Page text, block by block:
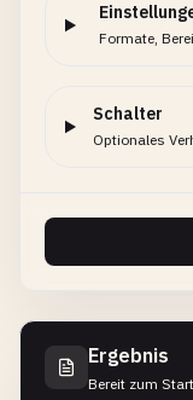
Formate,
Schalter
Optionales
Ergebnis
Bereit zum Start